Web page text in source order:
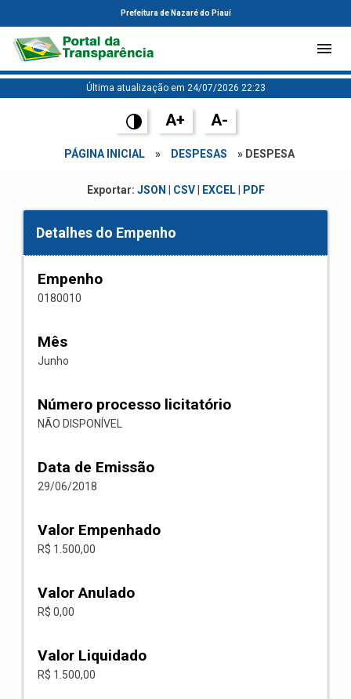
Prefeitura de Nazaré do Piauí
Última atualização em 24/07/2026 22:23
A+ A-
PÁGINA INICIAL » DESPESAS » DESPESA
Exportar: JSON CSV| EXCEL| PDF
Detalhes do Empenho
Empenho
0180010
Mês
Junho
Número processo licitatório
NÃO DISPONÍVEL
Data de Emissão
29/06/2018
Valor Empenhado
R$ 1.500,00
Valor Anulado
R$ 0,00
Valor Liquidado
R$ 1.500,00